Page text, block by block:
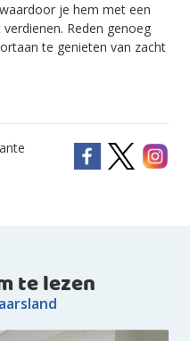
je hem met een
Reden genoeg
te genieten van zacht
te lezen